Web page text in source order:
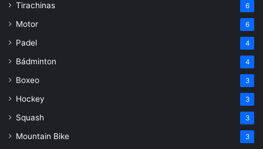
Tirachinas 6
Motor 6
Padel 4
Bádminton 4
Boxeo 3
Hockey 3
Squash 3
Mountain Bike 3